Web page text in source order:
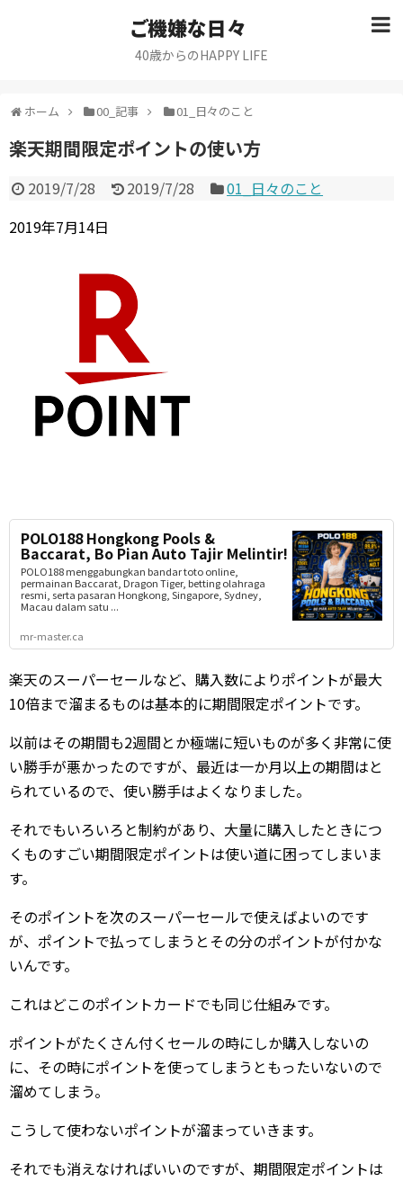
ご機嫌な日々
40歳からのHAPPY LIFE
ホーム 00_記事 01_日々のこと
楽天期間限定ポイントの使い方
2019/7/28 2019/7/28
01_日々のこと
2019年7月14日
POLO188 Hongkong Pools &
Baccarat, Bo Pian Auto Tajir Melintir!
POLO188 menggabungkan bandar toto online,
permainan Baccarat, Dragon Tiger, betting olahraga
resmi, serta pasaran Hongkong, Singapore, Sydney,
Macau dalam satu ...
mr-master.ca
楽天のスーパーセールなど、購入数によりポイントが最大
10倍まで溜まるものは基本的に期間限定ポイントです。
以前はその期間も2週間とか極端に短いものが多く非常に使
い勝手が悪かったのですが、最近は一か月以上の期間はと
られているので、使い勝手はよくなりました。
それでもいろいろと制約があり、大量に購入したときにつ
くものすごい期間限定ポイントは使い道に困ってしまいま
す。
そのポイントを次のスーパーセールで使えばよいのです
が、ポイントで払ってしまうとその分のポイントが付かな
いんです。
これはどこのポイントカードでも同じ仕組みです。
ポイントがたくさん付くセールの時にしか購入しないの
に、その時にポイントを使ってしまうともったいないので
溜めてしまう。
こうして使わないポイントが溜まっていきます。
それでも消えなければいいのですが、期間限定ポイントは